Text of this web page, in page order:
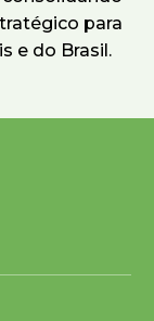
para
e do Brasil.